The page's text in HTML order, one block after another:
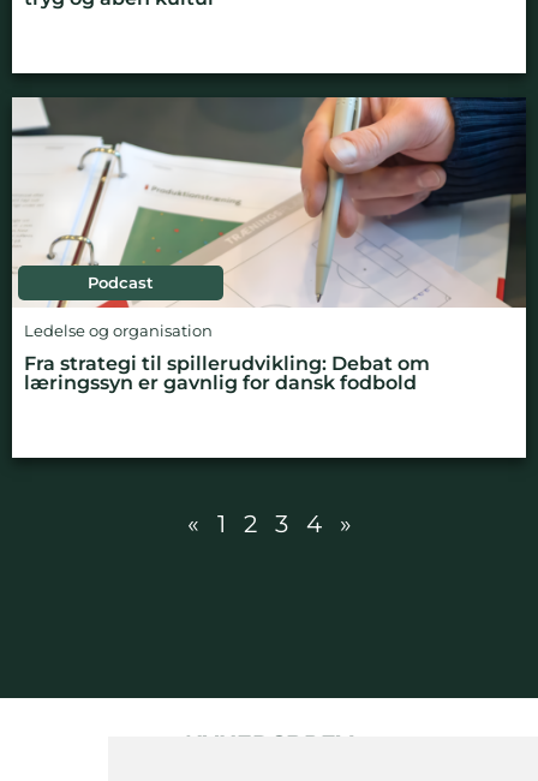
Podcast
Ledelse og organisation
Fra strategi til spillerudvikling: Debat om
læringssyn er gavnlig for dansk fodbold
« 1 2 3 4 »
NYHEDSBREV